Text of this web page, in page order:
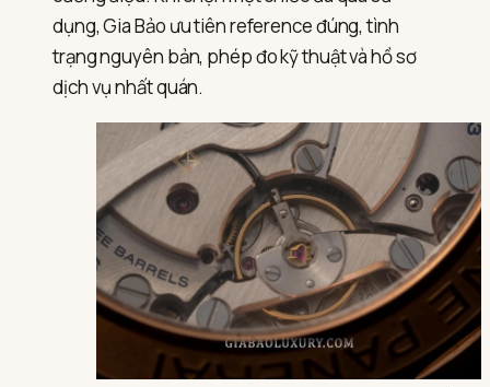
dụng, Gia Bảo ưu tiên reference đúng, tình
trạng nguyên bản, phép đo kỹ thuật và hồ sơ
dịch vụ nhất quán.